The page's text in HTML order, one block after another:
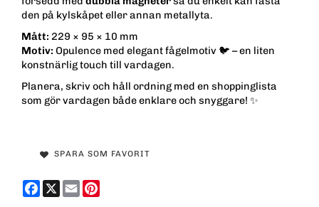
den på kylskåpet eller annan metallyta.
Mått: 229 × 95 × 10 mm
Motiv: Opulence med elegant fågelmotiv 🐦 – en liten
konstnärlig touch till vardagen.
Planera, skriv och håll ordning med en shoppinglista
som gör vardagen både enklare och snyggare! ✨
SPARA SOM FAVORIT
Facebook
X Email